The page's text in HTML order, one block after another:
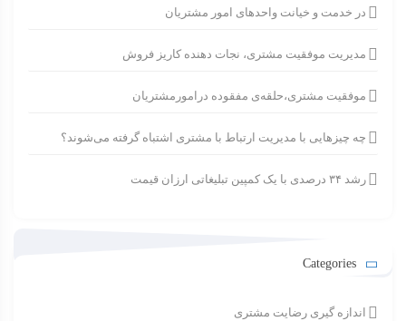
در خدمت و خیانت واحدهای امور مشتریان
مدیریت موفقیت مشتری، نجات دهنده کاریز فروش
موفقیت مشتری،حلقه‌ی مفقوده درامورمشتریان
چه چیزهایی با مدیریت ارتباط با مشتری اشتباه گرفته می‌شوند؟
رشد ۳۴ درصدی با یک کمپین تبلیغاتی ارزان قیمت
Categories
اندازه گیری رضایت مشتری